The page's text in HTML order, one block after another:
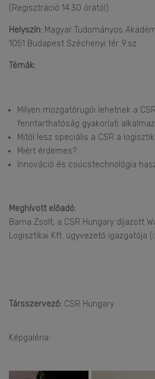
(Regisztráció 14.30 órától)
Helyszín: Magyar Tudományos
1051 Budapest Széchenyi tér 9.sz.
Témák:
Milyen mozgatórugói lehetnek a
fenntarthatóság gyakorlati
Mitől lesz speciális a CSR a
Miért érdemes?
Innováció és csúcstechnológia
Meghívott előadó:
Barna Zsolt, a CSR Hungary díjazott
Logisztikai Kft. ügyvezető igazgatója (
Társszervező: CSR Hungary
Képgaléria: